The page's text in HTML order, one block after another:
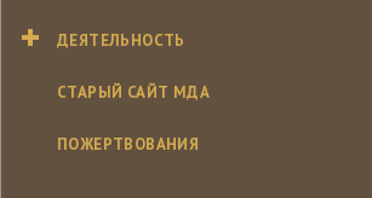
ДЕЯТЕЛЬНОСТЬ
СТАРЫЙ САЙТ МДА
ПОЖЕРТВОВАНИЯ